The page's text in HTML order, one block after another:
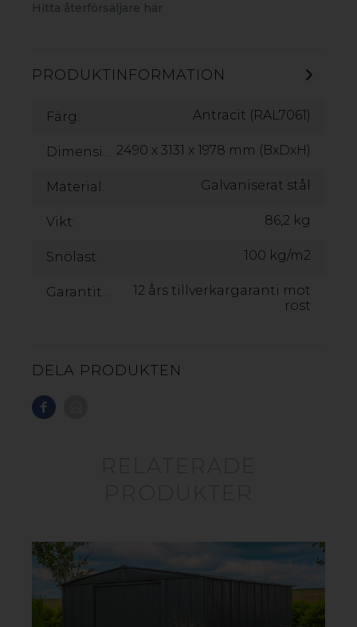
Hitta återförsäljare här
PRODUKTINFORMATION
Färg: Antracit (RAL7061)
Dimensioner: 2490 x 3131 x 1978 mm (BxDxH)
Material: Galvaniserat stål
Vikt: 86,2 kg
Snölast: 100 kg/m2
Garantitid:
12 års tillverkargaranti mot
rost
DELA PRODUKTEN
GOP COVER-IT FÖRRÅD
gop Cover-It är ett praktiskt, snyggt och stabilt förråd till
din trädgård. Förrådet är tillverkat av galvaniserat stål
är designat för att undvika vattenansamling och med